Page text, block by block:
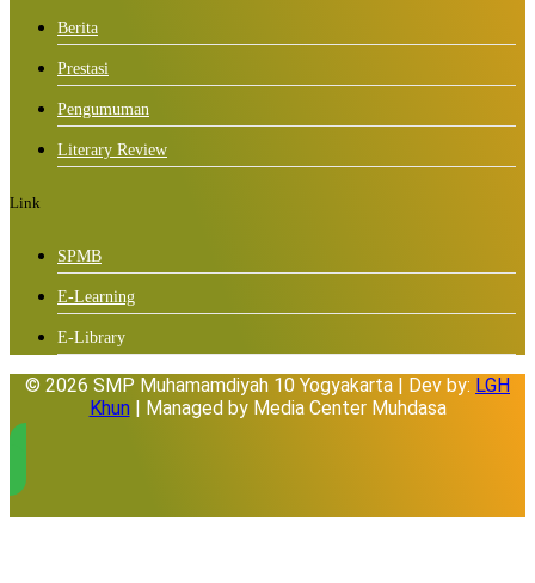
Berita
Prestasi
Pengumuman
Literary Review
Link
SPMB
E-Learning
E-Library
© 2026 SMP Muhamamdiyah 10 Yogyakarta | Dev by: LGH
Khun| Managed by Media Center Muhdasa